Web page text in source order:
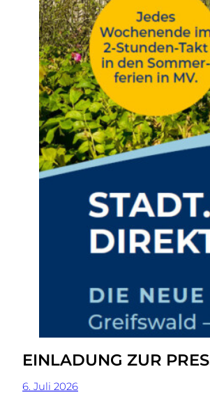
EINLADUNG ZUR
6. Juli 2026